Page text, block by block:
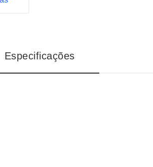
Especificações